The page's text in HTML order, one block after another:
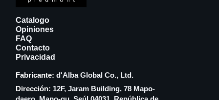
Catalogo
Opiniones
FAQ
Contacto
Privacidad
Fabricante: d'Alba Global Co., Ltd.
Dirección: 12F, Jaram Building, 78 Mapo-